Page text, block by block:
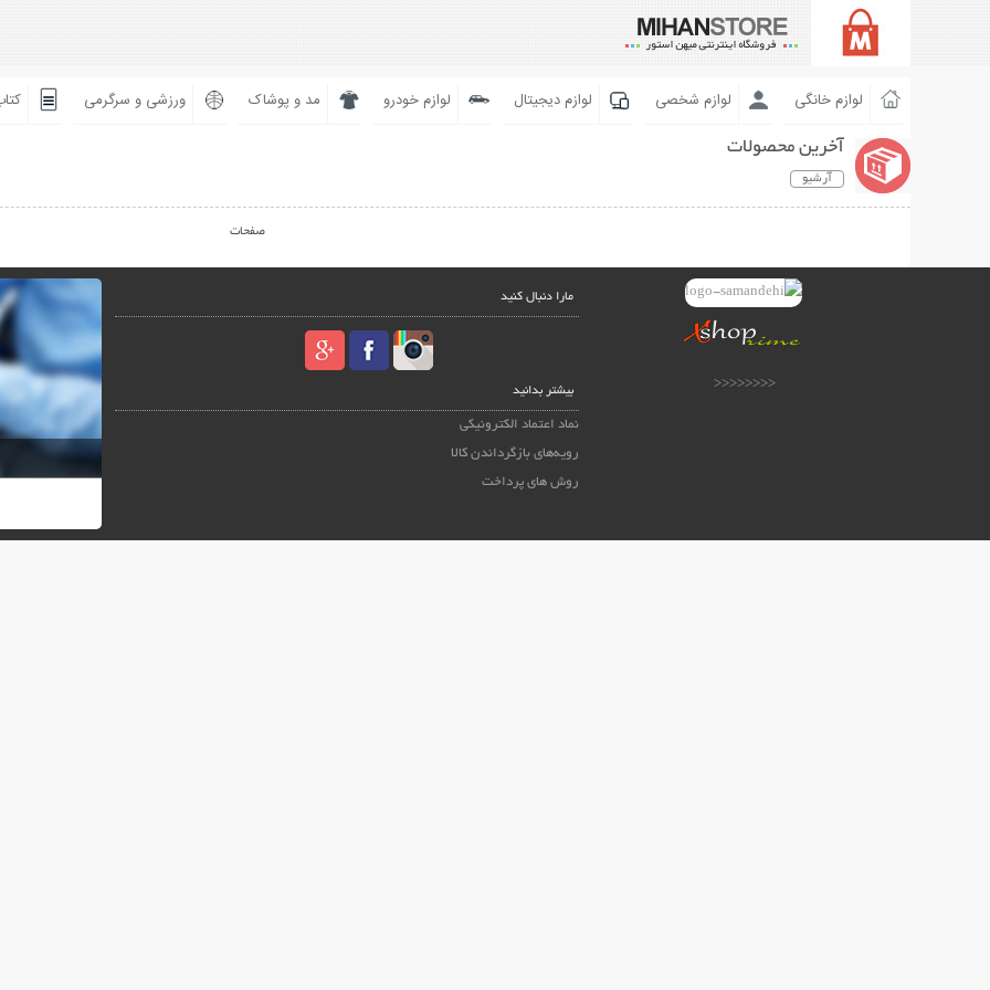
لوازم خانگی لوازم شخصی لوازم دیجیتال لوازم خودرو مد و پوشاک ورزشی و سرگرمی
آخرین محصولات
آرشیو
صفحات
<<<<<<<<
مارا دنبال کنید
بیشتر بدانید
نماد اعتماد الکترونیکی
رویه‌های بازگرداندن کالا
روش های پرداخت